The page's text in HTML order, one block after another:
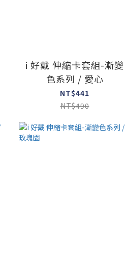
i 好戴 伸縮卡套組-漸變
色系列 / 愛心
NT$441
NT$490